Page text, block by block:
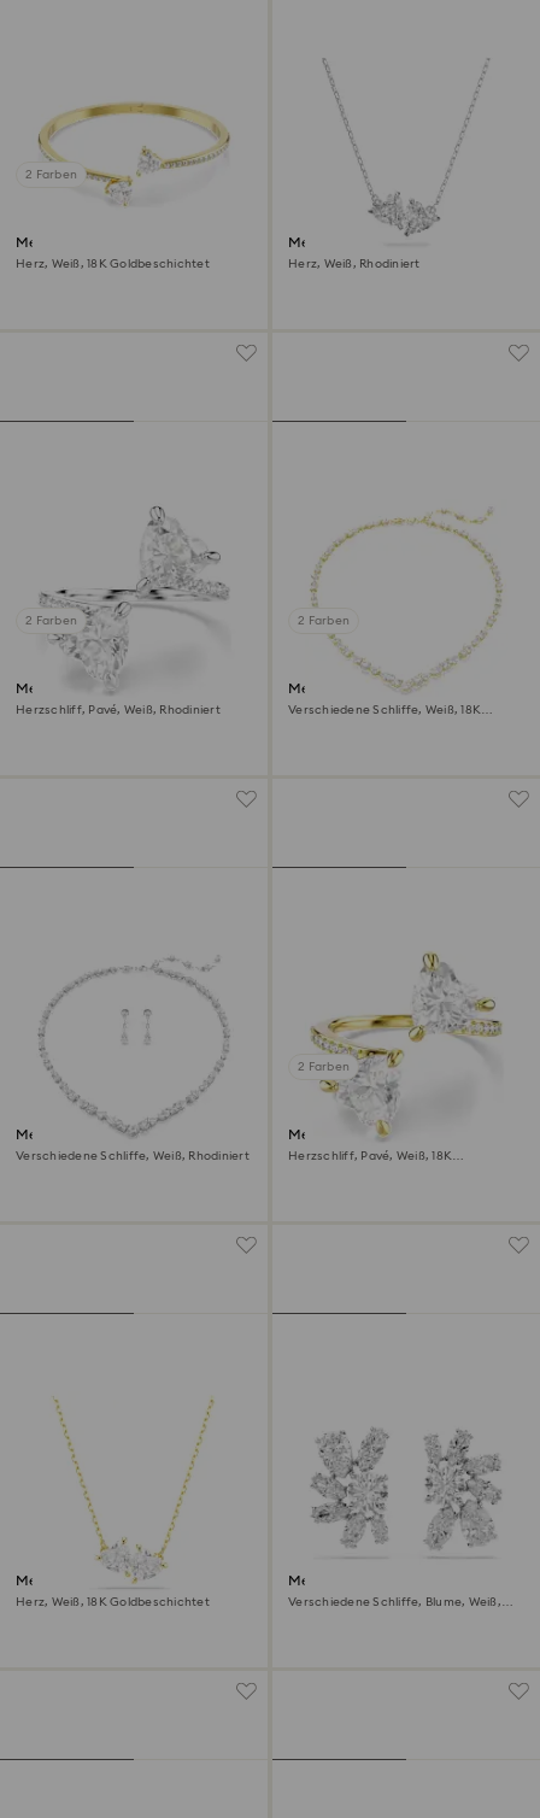
2 Farben
Mesmera Armreif
Herz, Weiß, 18K Goldbeschichtet
Mesmera Halskette
Herz, Weiß, Rhodiniert
2 Farben
Mesmera Offener Ring
Herzschliff, Pavé, Weiß, Rhodiniert
2 Farben
Mesmera Halskette
Verschiedene Schliffe, Weiß, 18K
Mesmera Set
Verschiedene Schliffe, Weiß, Rhodiniert
2 Farben
Mesmera Offener Ring
Herzschliff, Pavé, Weiß, 18K
Mesmera Halskette
Herz, Weiß, 18K Goldbeschichtet
Mesmera Ohrstecker
Verschiedene Schliffe, Blume, Weiß,